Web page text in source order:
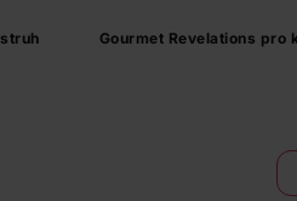
Gourmet Revelations pro